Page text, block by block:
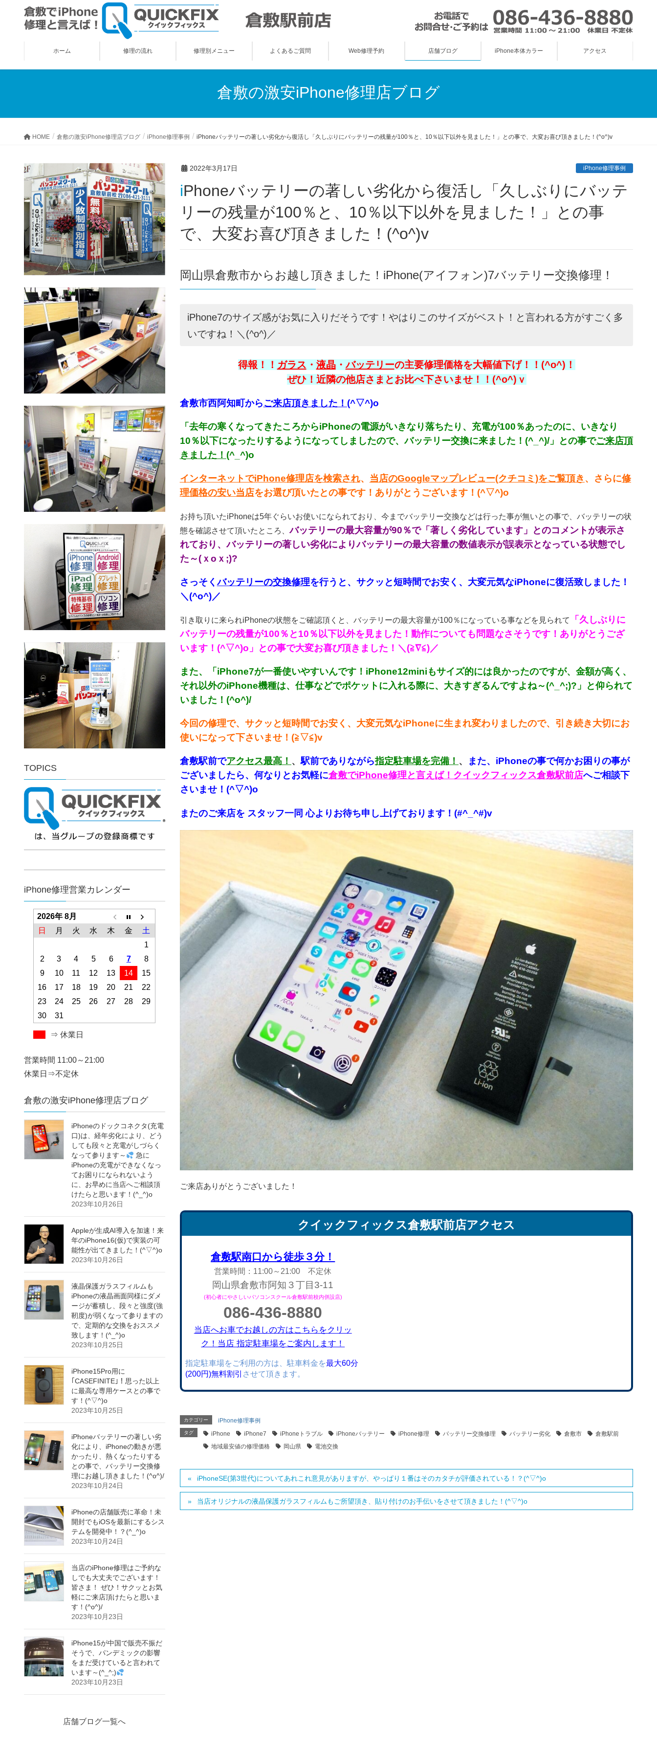
ホーム 修理の流れ 修理別メニュー よくあるご質問 Web修理予約 店舗ブログ iPhone本体カラー アクセス
倉敷の激安iPhone修理店ブログ
HOME 倉敷の激安iPhone修理店ブログ iPhone修理事例 iPhoneバッテリーの著しい劣化から復活し「久しぶりにバッテリーの残量が100％と、10％以下以外を見ました！」との事で、大変お喜び頂きました！(^o^)v
2022年3月17日 iPhone修理事例
iPhoneバッテリーの著しい劣化から復活し「久しぶりにバッテ
リーの残量が100％と、10％以下以外を見ました！」との事
で、大変お喜び頂きました！(^o^)v
岡山県倉敷市からお越し頂きました！iPhone(アイフォン)7バッテリー交換修理！
iPhone7のサイズ感がお気に入りだそうです！やはりこのサイズがベスト！と言われる方がすごく多
いですね！＼(^o^)／
得報！！ ガラス ・ 液晶・バッテリーの主要修理価格を大幅値下げ！！(^o^)！
ぜひ！近隣の他店さまとお比べ下さいませ！！(^o^)ｖ
倉敷市西阿知町からご来店頂きました！ (^▽^)o
「去年の寒くなってきたころからiPhoneの電源がいきなり落ちたり、充電が100％あったのに、いきなり
10％以下になったりするようになってしましたので、バッテリー交換に来ました！(^_^)/」との事でご来店頂
きました！ (^_^)o
インターネットでiPhone修理店を検索され、 当店のGoogleマップレビュー(クチコミ)をご覧頂き 、さらに修
理価格の安い当店をお選び頂いたとの事です！ありがとうございます！(^▽^)o
お持ち頂いたiPhoneは5年ぐらいお使いになられており、今までバッテリー交換などは行った事が無いとの事で、バッテリーの状
態を確認させて頂いたところ、バッテリーの最大容量が90％で「著しく劣化しています」とのコメントが表示さ
れており、バッテリーの著しい劣化によりバッテリーの最大容量の数値表示が誤表示となっている状態でし
た～(ｘoｘ;)?
さっそくバッテリーの交換修理を行うと、サクッと短時間でお安く、大変元気なiPhoneに復活致しました！
＼(^o^)／
引き取りに来られiPhoneの状態をご確認頂くと、バッテリーの最大容量が100％になっている事などを見られて
「久しぶりに
バッテリーの残量が100％と10％以下以外を見ました！動作についても問題なさそうです！ありがとうござ
います！(^▽^)o」との事で大変お喜び頂きました！＼(≧∇≦)／
また、「iPhone7が一番使いやすいんです！iPhone12miniもサイズ的には良かったのですが、金額が高く、
それ以外のiPhone機種は、仕事などでポケットに入れる際に、大きすぎるんですよね～(^_^;)?」と仰られて
いました！(^o^)/
今回の修理で、サクッと短時間でお安く、大変元気なiPhoneに生まれ変わりましたので、引き続き大切にお
使いになって下さいませ！(≧▽≦)v
倉敷駅前でアクセス最高！ 、駅前でありながら指定駐車場を完備！ 、
また、iPhoneの事で何かお困りの事が
ございましたら、何なりとお気軽に倉敷でiPhone修理と言えば！クイックフィックス倉敷駅前店へご相談下
さいませ！(^▽^)o
またのご来店を スタッフ一同 心よりお待ち申し上げております！(#^_^#)v
ご来店ありがとうございました！
クイックフィックス倉敷駅前店アクセス
倉敷駅南口から徒歩３分！
営業時間：11:00～21:00 不定休
岡山県倉敷市阿知３丁目3-11
(初心者にやさしいパソコンスクール倉敷駅前校内併設店)
086-436-8880
当店へお車でお越しの方はこちらをクリッ
ク！当店 指定駐車場をご案内します！
指定駐車場をご利用の方は、駐車料金を最大60分
(200円)無料割引 させて頂きます。
カテゴリー iPhone修理事例
タグ iPhone iPhone7 iPhoneトラブル iPhoneバッテリー iPhone修理 バッテリー交換修理 バッテリー劣化 倉敷市
倉敷駅前
地域最安値の修理価格
岡山県 電池交換
iPhoneSE(第3世代)についてあれこれ意見がありますが、やっぱり１番はそのカタチが評価されている！？(^▽^)o
当店オリジナルの液晶保護ガラスフィルムもご所望頂き、貼り付けのお手伝いをさせて頂きました！(^▽^)o
TOPICS
iPhone修理営業カレンダー
2026年 8月
日
月 火 水 木 金
土
1
2
3 4 5 6 7
8
9
10 11 12 13 14
15
16
17 18 19 20 21
22
23
24 25 26 27 28
29
30
31
⇒ 休業日
営業時間 11:00～21:00
休業日⇒不定休
倉敷の激安iPhone修理店ブログ
iPhoneのドックコネクタ(充電
口)は、経年劣化により、どう
しても段々と充電がしづらく
なって参ります～
急に
iPhoneの充電ができなくなっ
てお困りになられないよう
に、お早めに当店へご相談頂
けたらと思います！(^_^)o
2023年10月26日
Appleが生成AI導入を加速！来
年のiPhone16(仮)で実装の可
能性が出てきました！(^▽^)o
2023年10月26日
液晶保護ガラスフィルムも
iPhoneの液晶画面同様にダメ
ージが蓄積し、段々と強度(強
靭度)が弱くなって参りますの
で、定期的な交換をおススメ
致します！(^_^)o
2023年10月25日
iPhone15Pro用に
｢CASEFINITE｣！思った以上
に最高な専用ケースとの事で
す！(^▽^)o
2023年10月25日
iPhoneバッテリーの著しい劣
化により、iPhoneの動きが悪
かったり、熱くなったりする
との事で、バッテリー交換修
理にお越し頂きました！(^o^)/
2023年10月24日
iPhoneの店舗販売に革命！未
開封でもiOSを最新にするシス
テムを開発中！？(^_^)o
2023年10月24日
当店のiPhone修理はご予約な
しでも大丈夫でございます！
皆さま！ ぜひ！サクッとお気
軽にご来店頂けたらと思いま
す！(^o^)/
2023年10月23日
iPhone15が中国で販売不振だ
そうで、パンデミックの影響
をまだ受けていると言われて
います～(^_^;)
2023年10月23日
店舗ブログ一覧へ